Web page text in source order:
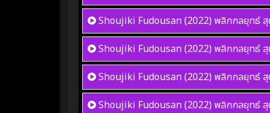
Shoujiki Fudousan (2022) พลิกกลยุทธ์ สุ
Shoujiki Fudousan (2022) พลิกกลยุทธ์ สุ
Shoujiki Fudousan (2022) พลิกกลยุทธ์ สุ
Shoujiki Fudousan (2022) พลิกกลยุทธ์ สุ